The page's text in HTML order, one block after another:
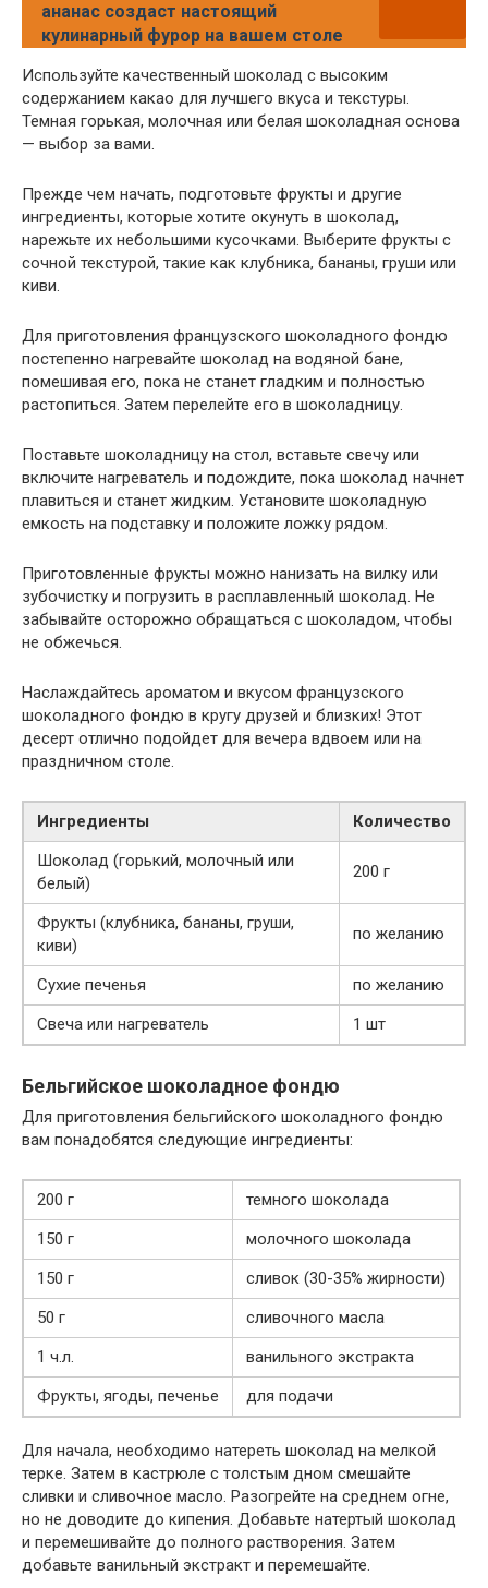
ананас создаст настоящий
кулинарный фурор на вашем столе
Используйте качественный шоколад с высоким
содержанием какао для лучшего вкуса и текстуры.
Темная горькая, молочная или белая шоколадная основа
— выбор за вами.
Прежде чем начать, подготовьте фрукты и другие
ингредиенты, которые хотите окунуть в шоколад,
нарежьте их небольшими кусочками. Выберите фрукты с
сочной текстурой, такие как клубника, бананы, груши или
киви.
Для приготовления французского шоколадного фондю
постепенно нагревайте шоколад на водяной бане,
помешивая его, пока не станет гладким и полностью
растопиться. Затем перелейте его в шоколадницу.
Поставьте шоколадницу на стол, вставьте свечу или
включите нагреватель и подождите, пока шоколад начнет
плавиться и станет жидким. Установите шоколадную
емкость на подставку и положите ложку рядом.
Приготовленные фрукты можно нанизать на вилку или
зубочистку и погрузить в расплавленный шоколад. Не
забывайте осторожно обращаться с шоколадом, чтобы
не обжечься.
Наслаждайтесь ароматом и вкусом французского
шоколадного фондю в кругу друзей и близких! Этот
десерт отлично подойдет для вечера вдвоем или на
праздничном столе.
Ингредиенты
Количество
Шоколад (горький, молочный или
белый)
200 г
Фрукты (клубника, бананы, груши,
киви)
по желанию
Сухие печенья
по желанию
Свеча или нагреватель
1 шт
Бельгийское шоколадное фондю
Для приготовления бельгийского шоколадного фондю
вам понадобятся следующие ингредиенты:
200 г
темного шоколада
150 г
молочного шоколада
150 г
сливок (30-35% жирности)
50 г
сливочного масла
1 ч.л.
ванильного экстракта
Фрукты, ягоды, печенье
для подачи
Для начала, необходимо натереть шоколад на мелкой
терке. Затем в кастрюле с толстым дном смешайте
сливки и сливочное масло. Разогрейте на среднем огне,
но не доводите до кипения. Добавьте натертый шоколад
и перемешивайте до полного растворения. Затем
добавьте ванильный экстракт и перемешайте.